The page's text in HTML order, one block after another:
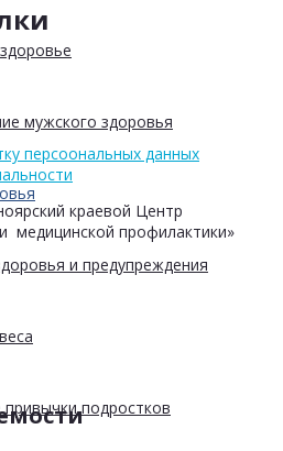
мужского здоровья
и предупреждения
подростков
персоональных данных
краевой Центр
медицинской профилактики»